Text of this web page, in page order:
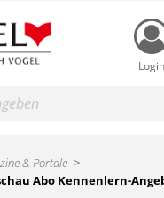
& Portale
Abo Kennenlern-